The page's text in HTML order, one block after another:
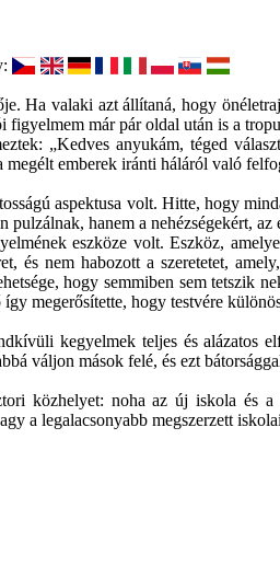
Ha valaki azt állítaná, hogy
figyelmem már pár oldal után is a
„Kedves anyukám, téged
emberek iránti háláról való
aspektusa volt. Hitte, hogy
hanem a nehézségekért,
eszköze volt. Eszköz,
és nem habozott a szeretetet,
hogy semmiben sem tetszik
megerősítette, hogy testvére
kegyelmek teljes és
váljon mások felé, és ezt
közhelyet: noha az új iskola
a legalacsonyabb megszerzett